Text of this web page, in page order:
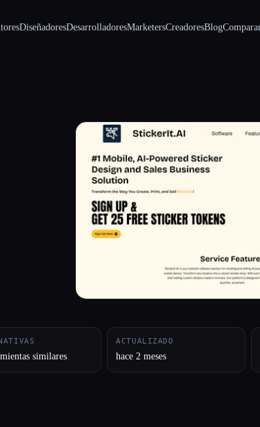
DiseñadoresDesarrolladoresMarketersCreadoresBlog
similares
ACTUALIZADO
hace 2 meses